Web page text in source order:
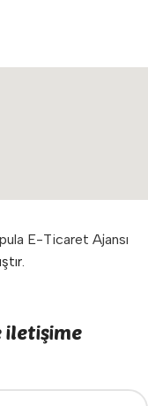
E-Ticaret Ajansı
iletişime